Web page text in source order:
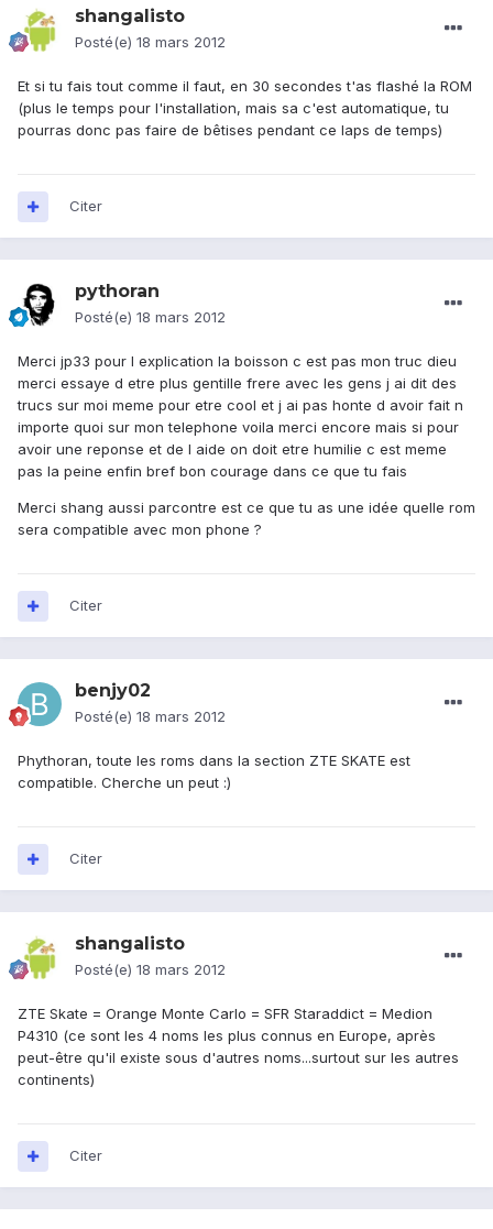
shangalisto
Posté(e) 18 mars 2012
Et si tu fais tout comme il faut, en 30 secondes t'as flashé la ROM
(plus le temps pour l'installation, mais sa c'est automatique, tu
pourras donc pas faire de bêtises pendant ce laps de temps)
Citer
pythoran
Posté(e) 18 mars 2012
Merci jp33 pour l explication la boisson c est pas mon truc dieu
merci essaye d etre plus gentille frere avec les gens j ai dit des
trucs sur moi meme pour etre cool et j ai pas honte d avoir fait n
importe quoi sur mon telephone voila merci encore mais si pour
avoir une reponse et de l aide on doit etre humilie c est meme
pas la peine enfin bref bon courage dans ce que tu fais
Merci shang aussi parcontre est ce que tu as une idée quelle rom
sera compatible avec mon phone ?
Citer
benjy02
Posté(e) 18 mars 2012
Phythoran, toute les roms dans la section ZTE SKATE est
compatible. Cherche un peut :)
Citer
shangalisto
Posté(e) 18 mars 2012
ZTE Skate = Orange Monte Carlo = SFR Staraddict = Medion
P4310 (ce sont les 4 noms les plus connus en Europe, après
peut-être qu'il existe sous d'autres noms...surtout sur les autres
continents)
Citer